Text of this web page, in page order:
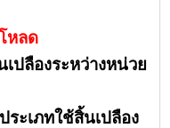
หลด
ปลืองระหว่างหน่วย
ะเภทใช้สิ้นเปลือง